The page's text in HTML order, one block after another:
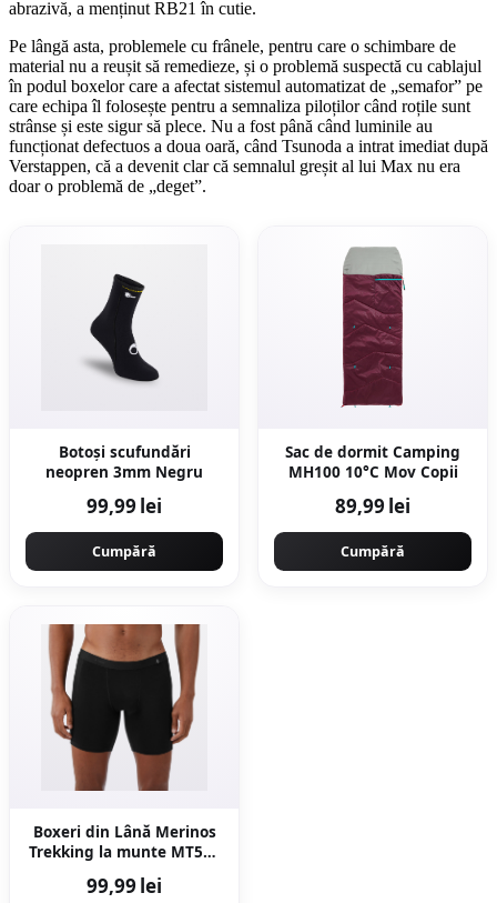
abrazivă, a menținut RB21 în cutie.
Pe lângă asta, problemele cu frânele, pentru care o schimbare de
material nu a reușit să remedieze, și o problemă suspectă cu cablajul
în podul boxelor care a afectat sistemul automatizat de „semafor” pe
care echipa îl folosește pentru a semnaliza piloților când roțile sunt
strânse și este sigur să plece. Nu a fost până când luminile au
funcționat defectuos a doua oară, când Tsunoda a intrat imediat după
Verstappen, că a devenit clar că semnalul greșit al lui Max nu era
doar o problemă de „deget”.
Botoși scufundări
neopren 3mm Negru
99,99 lei
Cumpără
Sac de dormit Camping
MH100 10°C Mov Copii
89,99 lei
Cumpără
Boxeri din Lână Merinos
Trekking la munte MT500
99,99 lei